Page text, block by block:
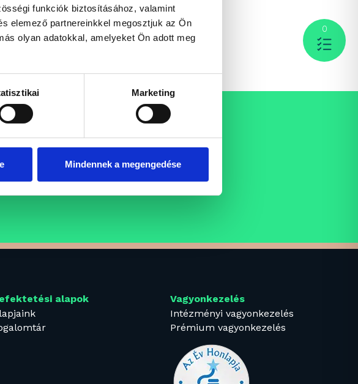
funkciók biztosításához, valamint
elemező partnereinkkel megosztjuk az Ön
olyan adatokkal, amelyeket Ön adott meg
Marketing
Mindennek a megengedése
alapok
Vagyonkezelés
Intézményi vagyonkezelés
Prémium vagyonkezelés
0